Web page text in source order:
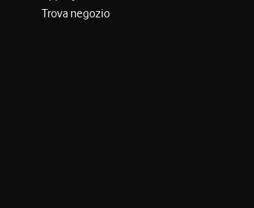
Trova negozio